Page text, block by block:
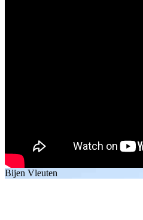
Bijen Vleuten